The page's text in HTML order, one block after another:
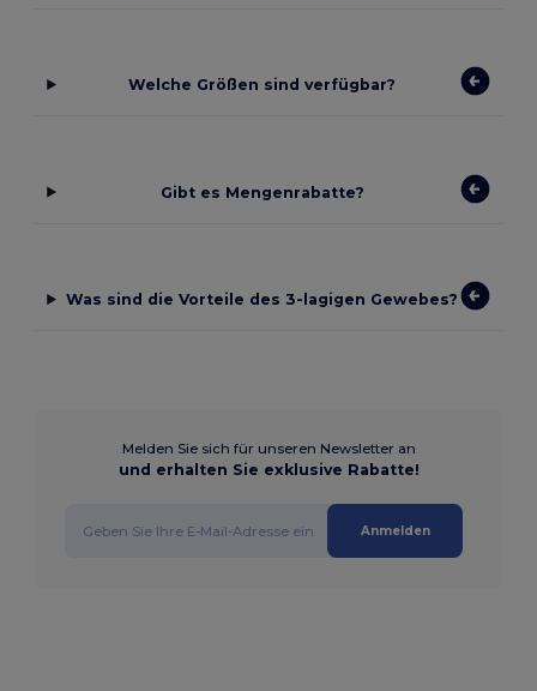
Welche Größen sind verfügbar?
Gibt es Mengenrabatte?
Was sind die Vorteile des 3-lagigen Gewebes?
Melden Sie sich für unseren Newsletter an
und erhalten Sie exklusive Rabatte!
Anmelden